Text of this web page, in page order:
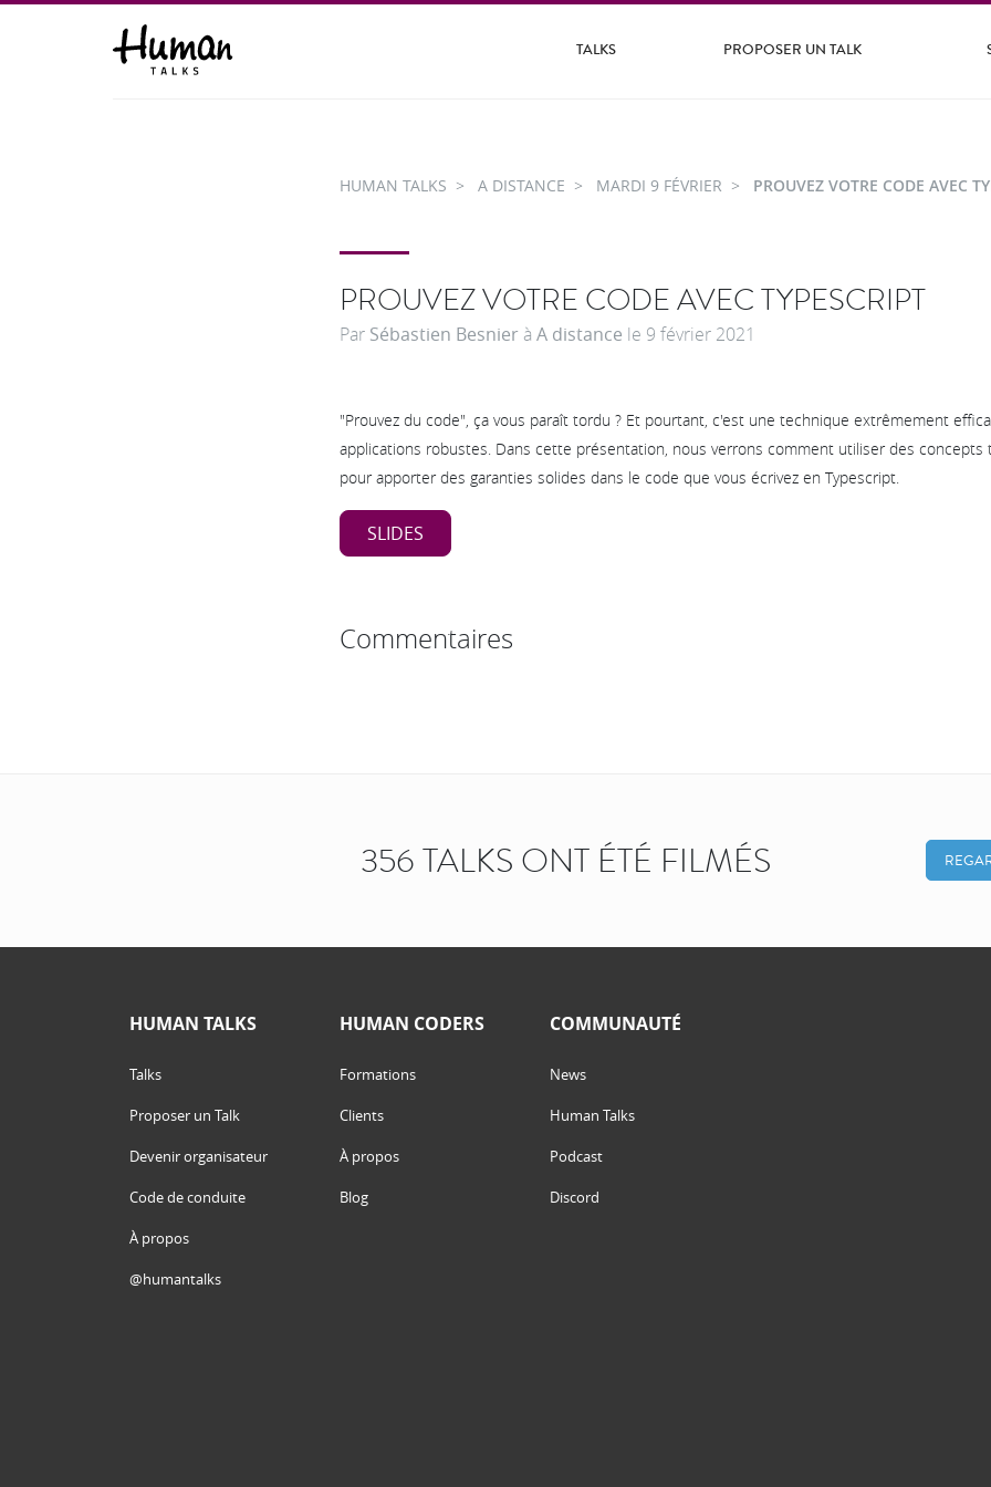
TALKS PROPOSER UN TALK
HUMAN TALKS A DISTANCE MARDI 9 FÉVRIER PROUVEZ VOTRE CODE AVEC
PROUVEZ VOTRE CODE AVEC TYPESCRIPT
Par Sébastien Besnier à A distance le 9 février 2021
"Prouvez du code", ça vous paraît tordu ? Et pourtant, c'est une technique extrêmement
applications robustes. Dans cette présentation, nous verrons comment utiliser des concepts
pour apporter des garanties solides dans le code que vous écrivez en Typescript.
SLIDES
Commentaires
356 TALKS ONT ÉTÉ FILMÉS
HUMAN TALKS
Talks
Proposer un Talk
Devenir organisateur
Code de conduite
À propos
@humantalks
HUMAN CODERS
Formations
Clients
À propos
Blog
COMMUNAUTÉ
News
Human Talks
Podcast
Discord